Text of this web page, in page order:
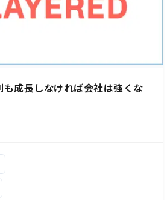
成長しなければ会社は強くな